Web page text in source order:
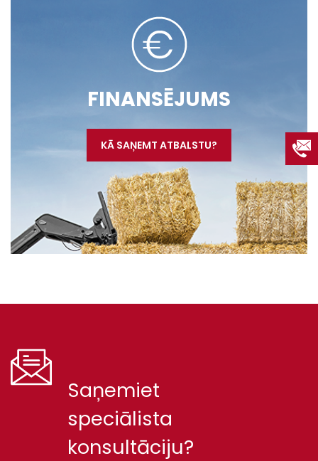
FINANSĒJUMS
KĀ SAŅEMT ATBALSTU?
Saņemiet
speciālista
konsultāciju?